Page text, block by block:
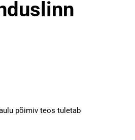
põimiv teos tuletab